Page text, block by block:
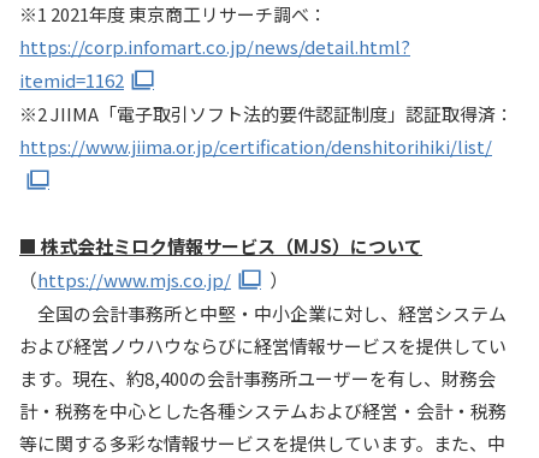
※1 2021年度 東京商工リサーチ調べ：
https://corp.infomart.co.jp/news/detail.html?
itemid=1162
※2 JIIMA「電子取引ソフト法的要件認証制度」認証取得済：
https://www.jiima.or.jp/certification/denshitorihiki/list/
■ 株式会社ミロク情報サービス（MJS）について
（https://www.mjs.co.jp/
）
全国の会計事務所と中堅・中小企業に対し、経営システム
および経営ノウハウならびに経営情報サービスを提供してい
ます。現在、約8,400の会計事務所ユーザーを有し、財務会
計・税務を中心とした各種システムおよび経営・会計・税務
等に関する多彩な情報サービスを提供しています。また、中